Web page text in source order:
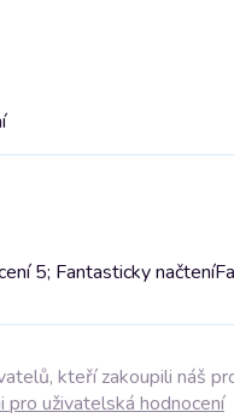
5; Fantasticky načtení
kteří zakoupili náš
pro uživatelská hodnocení